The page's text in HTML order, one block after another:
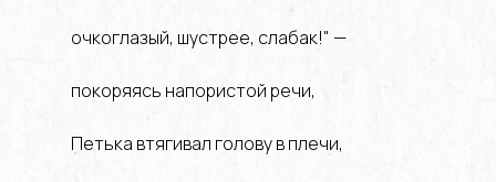
очкоглазый, шустрее, слабак!" —
покоряясь напористой речи,
Петька втягивал голову в плечи,